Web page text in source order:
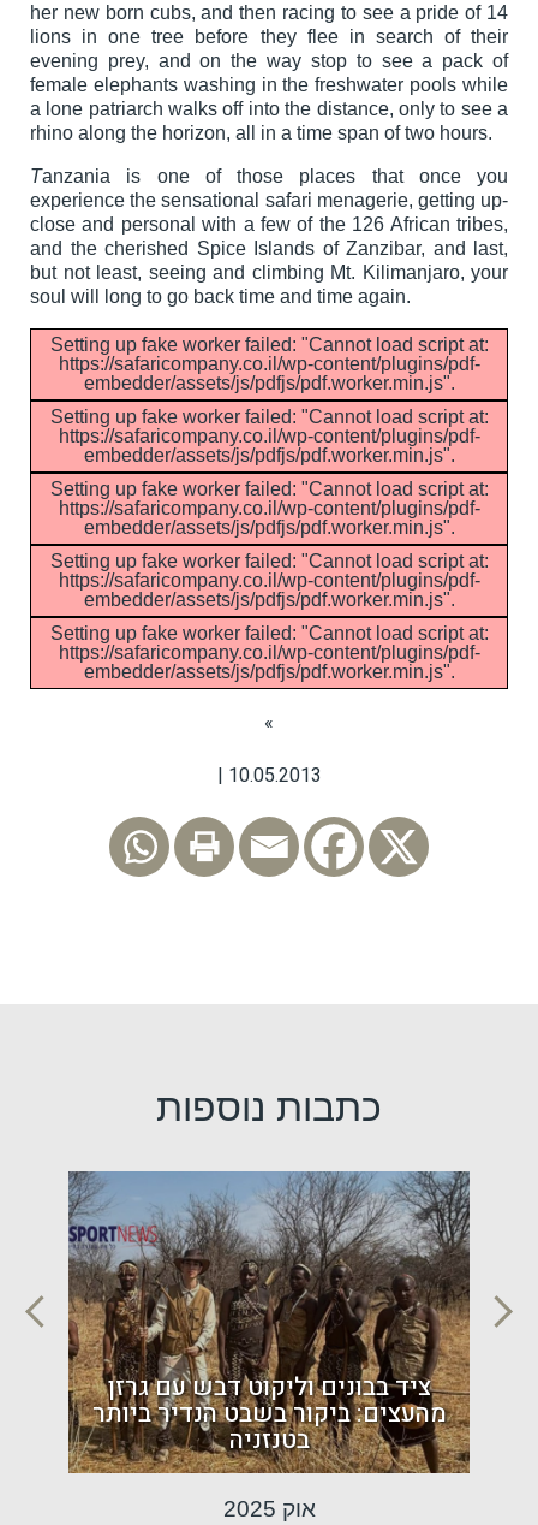
her new born cubs, and then racing to see a pride of 14
lions in one tree before they flee in search of their
evening prey, and on the way stop to see a pack of
female elephants washing in the freshwater pools while
a lone patriarch walks off into the distance, only to see a
rhino along the horizon, all in a time span of two hours.
Tanzania is one of those places that once you
experience the sensational safari menagerie, getting up-
close and personal with a few of the 126 African tribes,
and the cherished Spice Islands of Zanzibar, and last,
but not least, seeing and climbing Mt. Kilimanjaro, your
soul will long to go back time and time again.
Setting up fake worker failed: "Cannot load script at:
https://safaricompany.co.il/wp-content/plugins/pdf-
embedder/assets/js/pdfjs/pdf.worker.min.js".
Setting up fake worker failed: "Cannot load script at:
https://safaricompany.co.il/wp-content/plugins/pdf-
embedder/assets/js/pdfjs/pdf.worker.min.js".
Setting up fake worker failed: "Cannot load script at:
https://safaricompany.co.il/wp-content/plugins/pdf-
embedder/assets/js/pdfjs/pdf.worker.min.js".
Setting up fake worker failed: "Cannot load script at:
https://safaricompany.co.il/wp-content/plugins/pdf-
embedder/assets/js/pdfjs/pdf.worker.min.js".
Setting up fake worker failed: "Cannot load script at:
https://safaricompany.co.il/wp-content/plugins/pdf-
embedder/assets/js/pdfjs/pdf.worker.min.js".
»
10.05.2013 |
כתבות נוספות
ציד בבונים וליקוט דבש עם גרזן
מהעצים: ביקור בשבט הנדיר ביותר
בטנזניה
אוק 2025